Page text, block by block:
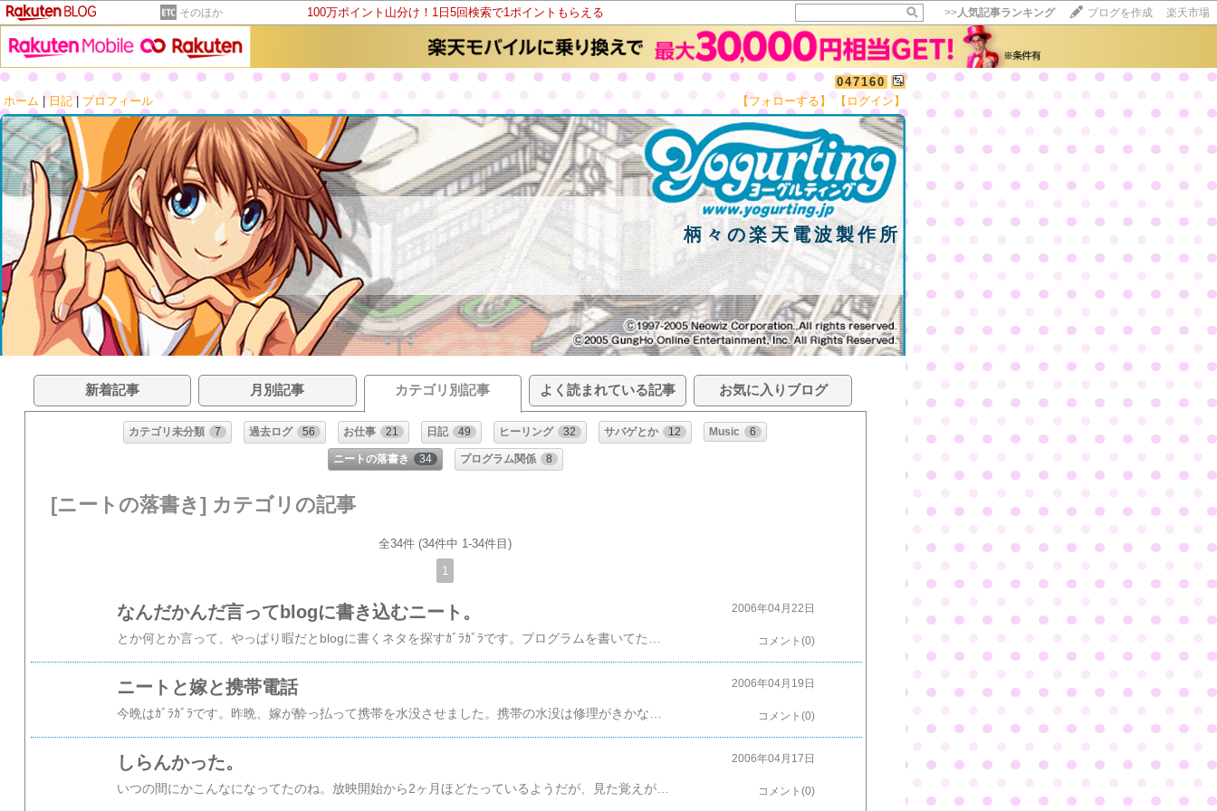
そのほか 100万ポイント山分け！1日5回検索で1ポイントもらえる >>人気記事ランキング ブログを作成 楽天市場
047160
ホーム
日記 プロフィール 【フォローする】 【ログイン】
柄々の楽天電波製作所
新着記事 月別記事 カテゴリ別記事 よく読まれている記事 お気に入りブログ
カテゴリ未分類 7 過去ログ 56 お仕事 21 日記 49 ヒーリング 32 サバゲとか 12 Music 6
ニートの落書き 34 プログラム関係 8
[ニートの落書き] カテゴリの記事
全34件 (34件中 1-34件目)
1
なんだかんだ言ってblogに書き込むニート。 2006年04月22日
コメント(0)
ニートと嫁と携帯電話 2006年04月19日
コメント(0)
しらんかった。
いつの間にかこんなになってたのね。放映開始から2ヶ月ほどたっているようだが、見た覚えがない。嫁曰く、「見てたじゃん」「三人いるやつでしょ？」「違う、それ。」見た記憶がないのですが。誰が見てたの？
2006年04月17日
コメント(0)